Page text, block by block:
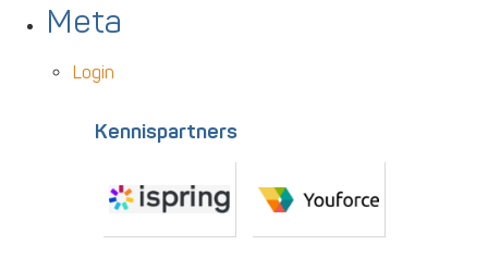
Meta
Login
Kennispartners